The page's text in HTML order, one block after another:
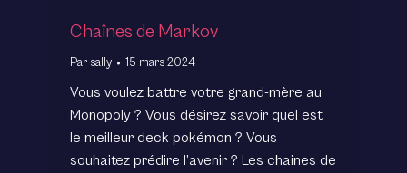
Chaînes de Markov
Par sally 15 mars 2024
Vous voulez battre votre grand-mère au
Monopoly ? Vous désirez savoir quel est
le meilleur deck pokémon ? Vous
souhaitez prédire l’avenir ? Les chaines de